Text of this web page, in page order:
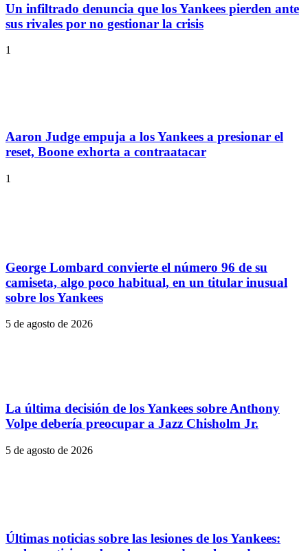
Un infiltrado denuncia que los Yankees pierden ante
sus rivales por no gestionar la crisis
1
Aaron Judge empuja a los Yankees a presionar el
reset, Boone exhorta a contraatacar
1
George Lombard convierte el número 96 de su
camiseta, algo poco habitual, en un titular inusual
sobre los Yankees
5 de agosto de 2026
La última decisión de los Yankees sobre Anthony
Volpe debería preocupar a Jazz Chisholm Jr.
5 de agosto de 2026
Últimas noticias sobre las lesiones de los Yankees: